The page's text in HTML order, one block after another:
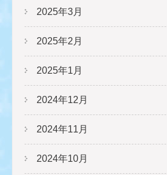
2025年3月
2025年2月
2025年1月
2024年12月
2024年11月
2024年10月